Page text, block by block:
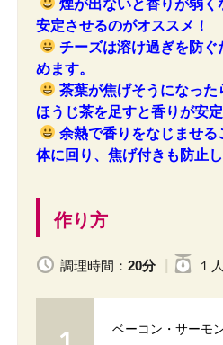
煙が出ないと香りが弱
安定させるのがオススメ！
チーズは溶け過ぎを防
めます。
茶葉が焦げそうになっ
ほうじ茶を足すと香りが安定
余熱で香りをなじませ
体に回り、焦げ付きも防止し
作り方
調理時間： 20分 １人
ベーコン・サーモ